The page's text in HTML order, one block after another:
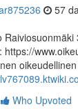
57
Who Upvoted